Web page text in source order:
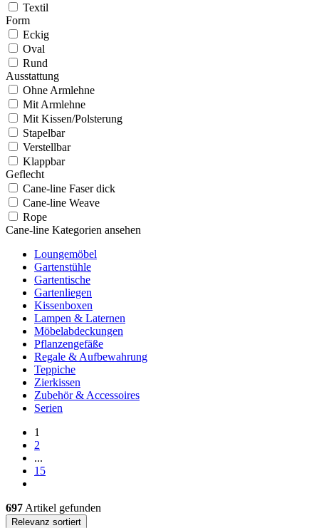
Textil
Form
Eckig
Oval
Rund
Ausstattung
Ohne Armlehne
Mit Armlehne
Mit Kissen/Polsterung
Stapelbar
Verstellbar
Klappbar
Geflecht
Cane-line Faser dick
Cane-line Weave
Rope
Cane-line Kategorien ansehen
Loungemöbel
Gartenstühle
Gartentische
Gartenliegen
Kissenboxen
Lampen & Laternen
Möbelabdeckungen
Pflanzengefäße
Regale & Aufbewahrung
Teppiche
Zierkissen
Zubehör & Accessoires
Serien
1
2
...
15
697 Artikel gefunden
Relevanz sortiert